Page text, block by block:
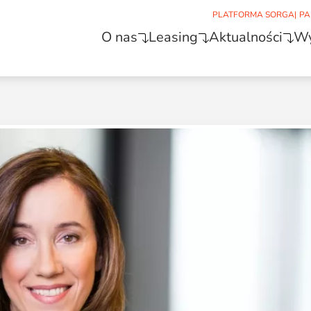
PLATFORMA SORGA|
O nas Leasing Aktualności